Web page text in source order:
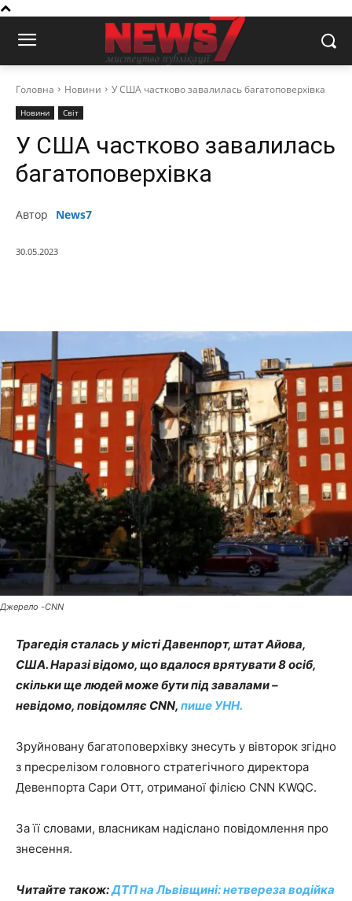
Головна Новини У США частково завалилась багатоповерхівка
Новини Світ
У США частково завалилась
багатоповерхівка
Автор News7
30.05.2023
Джерело -CNN
Трагедія сталась у місті Давенпорт, штат Айова,
США. Наразі відомо, що вдалося врятувати 8 осіб,
скільки ще людей може бути під завалами –
невідомо, повідомляє СNN, пише УНН.
Зруйновану багатоповерхівку знесуть у вівторок згідно
з пресрелізом головного стратегічного директора
Девенпорта Сари Отт, отриманої філією CNN KWQC.
За її словами, власникам надіслано повідомлення про
знесення.
Читайте також:ДТП на Львівщині: нетвереза водійка